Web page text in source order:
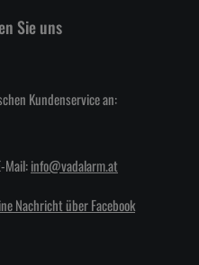
Sie uns
Kundenservice an:
Mail:info@vadalarm.at
Nachricht über Facebook